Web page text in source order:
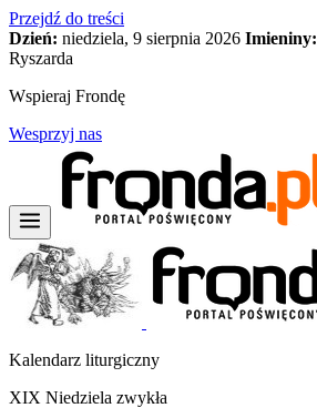
Przejdź do treści
Dzień: niedziela, 9 sierpnia 2026 Imieniny:
Ryszarda
Wspieraj Frondę
Wesprzyj nas
Kalendarz liturgiczny
XIX Niedziela zwykła